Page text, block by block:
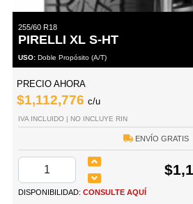
255/60 R18
PIRELLI XL S-HT
USO: Doble Propósito (A/T)
PRECIO AHORA
$1,112,776 c/u
IVA INCLUIDO | NO INCLUYE RIN
ENVÍO GRATIS
DISPONIBILIDAD: CONSULTE AQUÍ